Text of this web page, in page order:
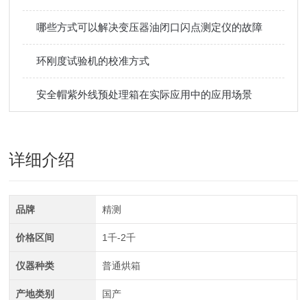
哪些方式可以解决变压器油闭口闪点测定仪的故障
环刚度试验机的校准方式
安全帽紫外线预处理箱在实际应用中的应用场景
详细介绍
品牌 精测
价格区间 1千-2千
仪器种类 普通烘箱
产地类别 国产